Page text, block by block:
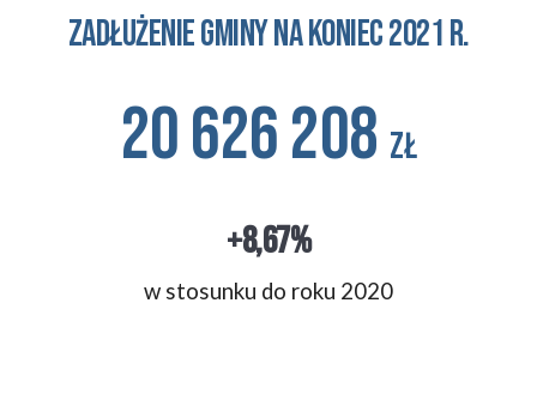
Zadłużenie GMINY NA KONIEC 2021 r.
20 626 208 zł
+8,67%
w stosunku do roku 2020